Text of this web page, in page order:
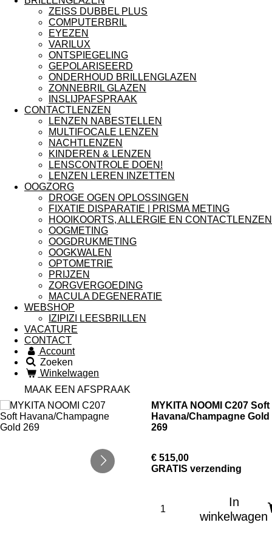
ZEISS DUBBEL PLUS
COMPUTERBRIL
EYEZEN
VARILUX
ONTSPIEGELING
GEPOLARISEERD
ONDERHOUD BRILLENGLAZEN
ZONNEBRIL GLAZEN
INSLIJPAFSPRAAK
CONTACTLENZEN
LENZEN NABESTELLEN
MULTIFOCALE LENZEN
NACHTLENZEN
KINDEREN & LENZEN
LENSCONTROLE DOEN!
LENZEN LEREN INZETTEN
OOGZORG
DROGE OGEN OPLOSSINGEN
FIXATIE DISPARATIE | PRISMA METING
HOOIKOORTS, ALLERGIE EN CONTACTLENZEN
OOGMETING
OOGDRUKMETING
OOGKWALEN
OPTOMETRIE
PRIJZEN
ZORGVERGOEDING
MACULA DEGENERATIE
WEBSHOP
IZIPIZI LEESBRILLEN
VACATURE
CONTACT
Account
Zoeken
Winkelwagen
MAAK EEN AFSPRAAK
MYKITA NOOMI C207 Soft
Havana/Champagne Gold
269
€ 515,00
GRATIS verzending
In
winkelwagen